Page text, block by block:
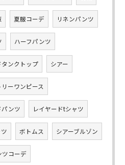
夏服コーデ リネンパンツ
ハーフパンツ
タンクトップ シアー
ーワンピース
パンツ レイヤードtシャツ
ボトムス シアーブルゾン
ツコーデ